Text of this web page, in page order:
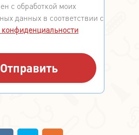
с обработкой моих
данных в соответствии с